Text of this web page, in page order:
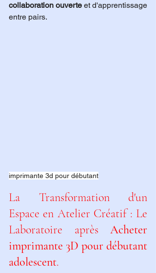
collaboration ouverte et d'apprentissage
entre pairs.
imprimante 3d pour débutant
La Transformation d'un
Espace en Atelier Créatif : Le
Laboratoire après Acheter
imprimante 3D pour débutant
adolescent.